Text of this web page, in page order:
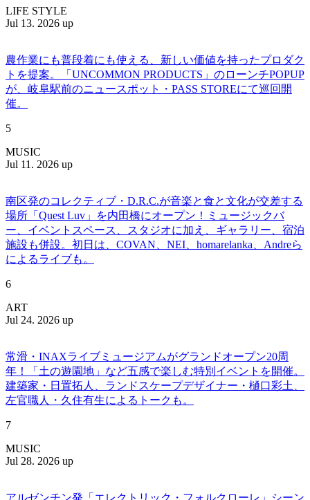
LIFE STYLE
Jul 13. 2026 up
農作業にも普段着にも使える、新しい価値を持ったプロダク
トを提案。「UNCOMMON PRODUCTS」のローンチPOPUP
が、岐阜駅前のニュースポット・PASS STOREにて巡回開
催。
5
MUSIC
Jul 11. 2026 up
南区発のコレクティブ・D.R.C.が⾳楽と⾷と⽂化が交差する
場所「Quest Luv」を内田橋にオープン！ミュージックバ
ー、イベントスペース、スタジオに加え、ギャラリー、宿泊
施設も併設。初日は、COVAN、NEI、homarelanka、Andreら
によるライブも。
6
ART
Jul 24. 2026 up
常滑・INAXライブミュージアムがグランドオープン20周
年！「土の遊園地」など五感で楽しむ特別イベントを開催。
建築家・日置拓人、ランドスケープデザイナー・樋口彩土、
左官職人・久住有生によるトークも。
7
MUSIC
Jul 28. 2026 up